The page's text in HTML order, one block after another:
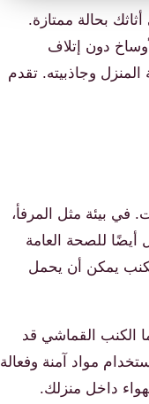
بحالة ممتازة.
دون إتلاف
وجاذبيته. تقدم
في بيئة مثل المرفأ،
أيضًا للصحة العامة
يمكن أن يحمل
الكنب القماشي قد
مواد آمنة وفعالة
داخل منزلك.